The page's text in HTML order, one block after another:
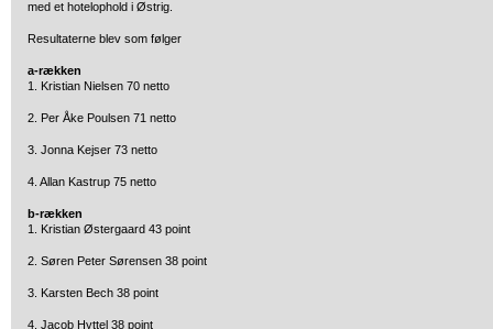
med et hotelophold i Østrig.
Resultaterne blev som følger
a-rækken
1. Kristian Nielsen 70 netto
2. Per Åke Poulsen 71 netto
3. Jonna Kejser 73 netto
4. Allan Kastrup 75 netto
b-rækken
1. Kristian Østergaard 43 point
2. Søren Peter Sørensen 38 point
3. Karsten Bech 38 point
4. Jacob Hyttel 38 point